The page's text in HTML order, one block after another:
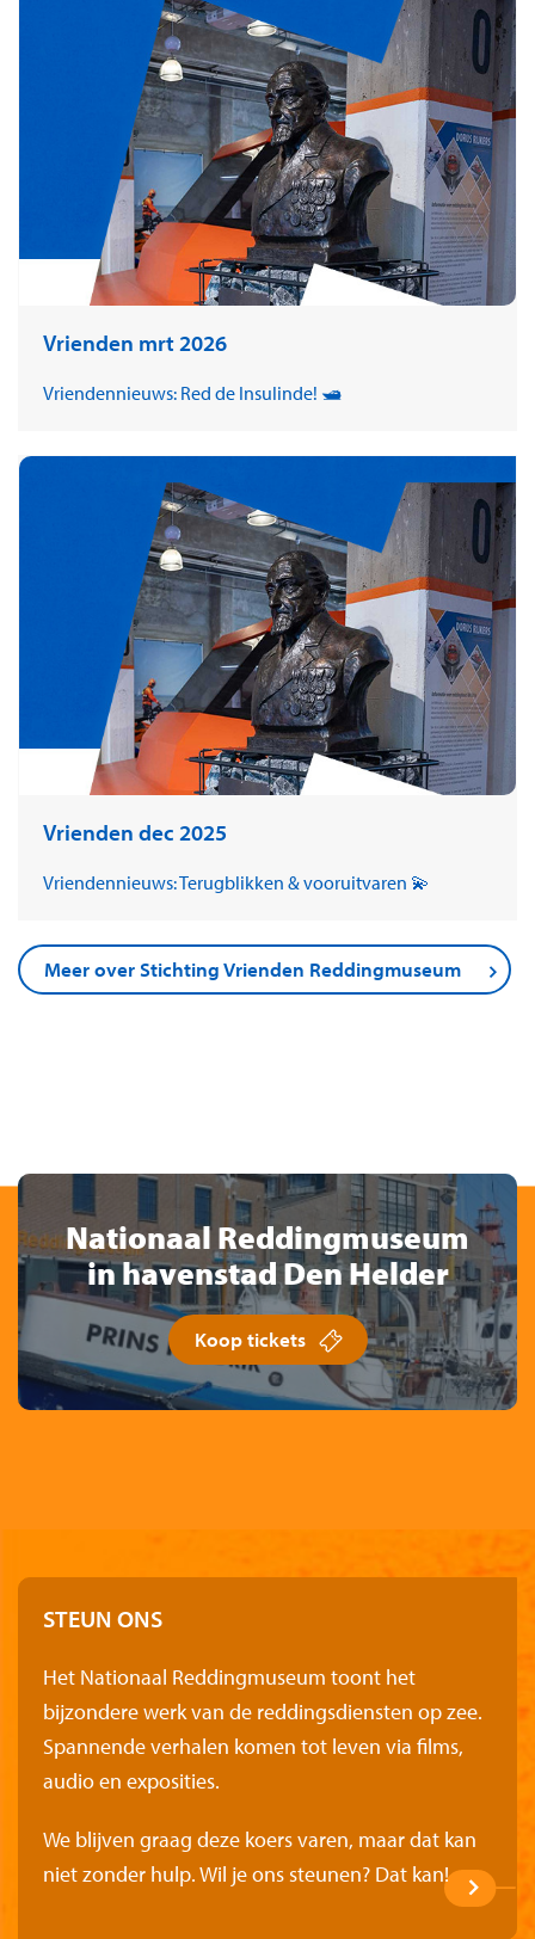
Vrienden mrt 2026
Vriendennieuws: Red de Insulinde! 🛥️
Vrienden dec 2025
Vriendennieuws: Terugblikken & vooruitvaren 💫
Meer over Stichting Vrienden Reddingmuseum
Nationaal Reddingmuseum
in havenstad Den Helder
Koop tickets
STEUN ONS
Het Nationaal Reddingmuseum toont het
bijzondere werk van de reddingsdiensten op zee.
Spannende verhalen komen tot leven via films,
audio en exposities.
We blijven graag deze koers varen, maar dat kan
niet zonder hulp. Wil je ons steunen? Dat kan!